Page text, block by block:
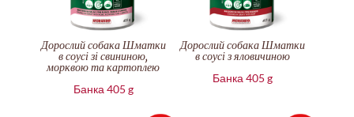
Дорослий собака Шматки
в соусі зі свининою,
морквою та картоплею
Банка 405 g
Дорослий собака Шматки
в соусі з яловичиною
Банка 405 g